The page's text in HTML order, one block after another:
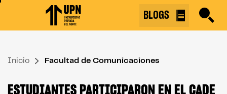
↷
BLOGS
Inicio Facultad de Comunicaciones
ESTUDIANTES PARTICIPARON EN EL CADE